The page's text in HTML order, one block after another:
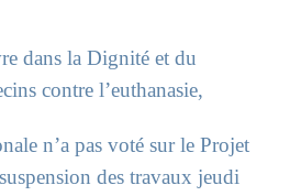
dans la Dignité et du
contre l’euthanasie,
n’a pas voté sur le Projet
des travaux jeudi